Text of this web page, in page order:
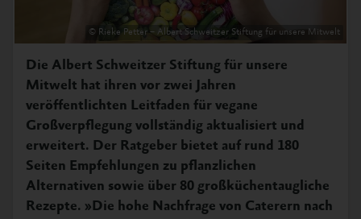
© Rieke Petter – Albert Schweitzer Stiftung für unsere Mitwelt
Die Albert Schweitzer Stiftung für unsere
Mitwelt hat ihren vor zwei Jahren
veröffentlichten Leitfaden für vegane
Großverpflegung vollständig aktualisiert und
erweitert. Der Ratgeber bietet auf rund 180
Seiten Empfehlungen zu pflanzlichen
Alternativen sowie über 80 großküchentaugliche
Rezepte. »Die hohe Nachfrage von Caterern nach